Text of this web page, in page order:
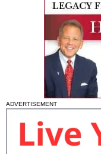
ADVERTISEMENT